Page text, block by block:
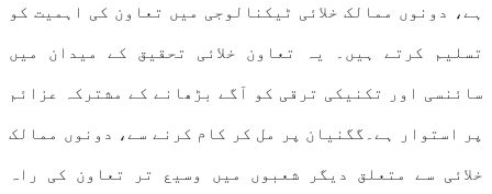
ہے، دونوں ممالک خلائی ٹیکنالوجی میں تعاون کی اہمیت کو
تسلیم کرتے ہیں۔ یہ تعاون خلائی تحقیق کے میدان میں
سائنسی اور تکنیکی ترقی کو آگے بڑھانے کے مشترکہ عزائم
پر استوار ہے۔گگنیان پر مل کر کام کرنے سے، دونوں ممالک
خلائی سے متعلق دیگر شعبوں میں وسیع تر تعاون کی راہ